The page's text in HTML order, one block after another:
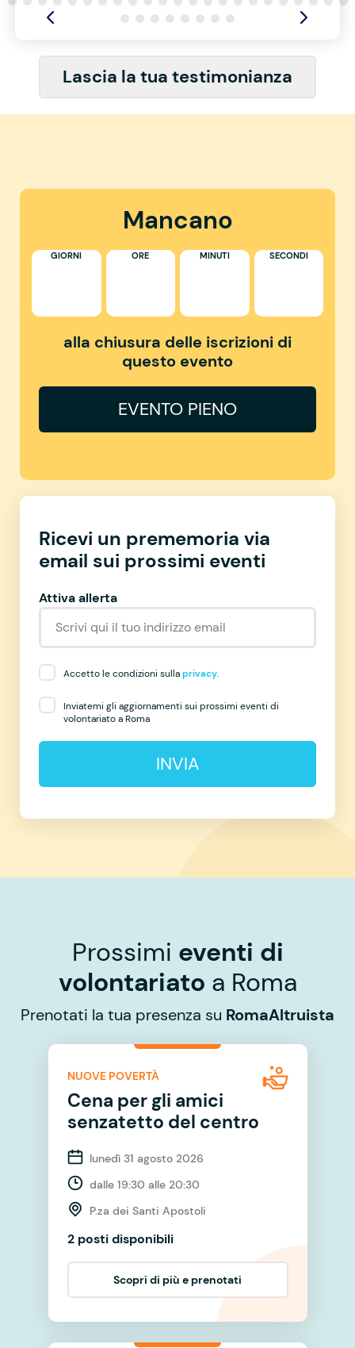
Lascia la tua testimonianza
Mancano
GIORNI ORE MINUTI SECONDI
alla chiusura delle iscrizioni di
questo evento
EVENTO PIENO
Ricevi un prememoria via
email sui prossimi eventi
Attiva allerta
Accetto le condizioni sullaprivacy.
Inviatemi gli aggiornamenti sui prossimi eventi di
volontariato a Roma
INVIA
Prossimi eventi di
volontariato a Roma
Prenotati la tua presenza su RomaAltruista
NUOVE POVERTÀ
Cena per gli amici
senzatetto del centro
lunedì 31 agosto 2026
dalle 19:30 alle 20:30
P.za dei Santi Apostoli
2 posti disponibili
Scopri di più e prenotati